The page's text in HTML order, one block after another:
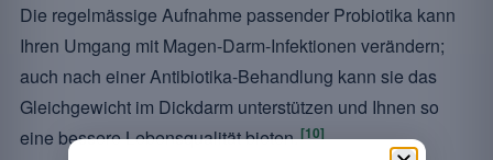
Die regelmässige Aufnahme passender Probiotika kann
Ihren Umgang mit Magen-Darm-Infektionen verändern;
auch nach einer Antibiotika-Behandlung kann sie das
Gleichgewicht im Dickdarm unterstützen und Ihnen so
eine bessere Lebensqualität bieten.[10]